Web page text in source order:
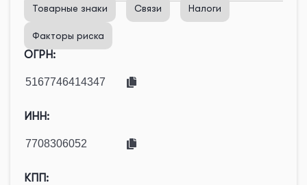
Товарные знаки Связи Налоги
Факторы риска
ОГРН:
ИНН:
КПП: